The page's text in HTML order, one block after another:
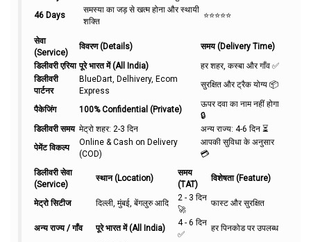
46 Days
समस्या का जड़ से खत्म होना और स्थायी
शक्ति
⭐⭐⭐⭐⭐
सेवा
(Service)
विवरण (Details)
समय (Delivery Time)
डिलीवरी एरिया पूरे भारत में (All India)
हर शहर, कस्बा और गाँव ✅
डिलीवरी
पार्टनर
BlueDart, Delhivery, Ecom
Express
सुरक्षित और ट्रैक योग्य 📦
पैकेजिंग 100% Confidential (Private)
ऊपर दवा का नाम नहीं होगा
🔒
डिलीवरी समय मेट्रो शहर: 2-3 दिन
अन्य राज्य: 4-6 दिन ⏳
पेमेंट विकल्प
Online & Cash on Delivery
(COD)
आपकी सुविधा के अनुसार
💳
डिलीवरी सेवा
(Service)
स्थान (Location)
समय
(TAT)
विशेषता (Feature)
मेट्रो सिटीज दिल्ली, मुंबई, बेंगलुरु आदि
2 - 3 दिन
🚀
फास्ट और सुरक्षित
अन्य राज्य / गाँव पूरे भारत में (All India)
4 - 6 दिन
✅
हर पिनकोड पर उपलब्ध